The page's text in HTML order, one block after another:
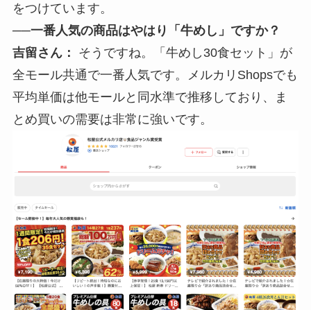
をつけています。
──一番人気の商品はやはり「牛めし」ですか？
吉留さん：
そうですね。「牛めし30食セット」が
全モール共通で一番人気です。メルカリShopsでも
平均単価は他モールと同水準で推移しており、ま
とめ買いの需要は非常に強いです。